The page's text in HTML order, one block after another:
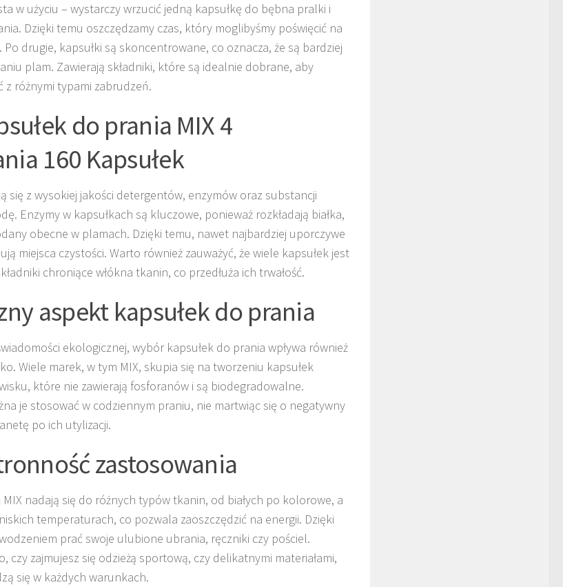
w użyciu – wystarczy wrzucić jedną kapsułkę do bębna pralki i
Dzięki temu oszczędzamy czas, który moglibyśmy poświęcić na
drugie, kapsułki są skoncentrowane, co oznacza, że są bardziej
plam. Zawierają składniki, które są idealnie dobrane, aby
z różnymi typami zabrudzeń.
do prania MIX 4
160 Kapsułek
się z wysokiej jakości detergentów, enzymów oraz substancji
Enzymy w kapsułkach są kluczowe, ponieważ rozkładają białka,
obecne w plamach. Dzięki temu, nawet najbardziej uporczywe
miejsca czystości. Warto również zauważyć, że wiele kapsułek jest
chroniące włókna tkanin, co przedłuża ich trwałość.
aspekt kapsułek do prania
ekologicznej, wybór kapsułek do prania wpływa również
Wiele marek, w tym MIX, skupia się na tworzeniu kapsułek
które nie zawierają fosforanów i są biodegradowalne.
je stosować w codziennym praniu, nie martwiąc się o negatywny
po ich utylizacji.
zastosowania
MIX nadają się do różnych typów tkanin, od białych po kolorowe, a
temperaturach, co pozwala zaoszczędzić na energii. Dzięki
prać swoje ulubione ubrania, ręczniki czy pościel.
czy zajmujesz się odzieżą sportową, czy delikatnymi materiałami,
się w każdych warunkach.